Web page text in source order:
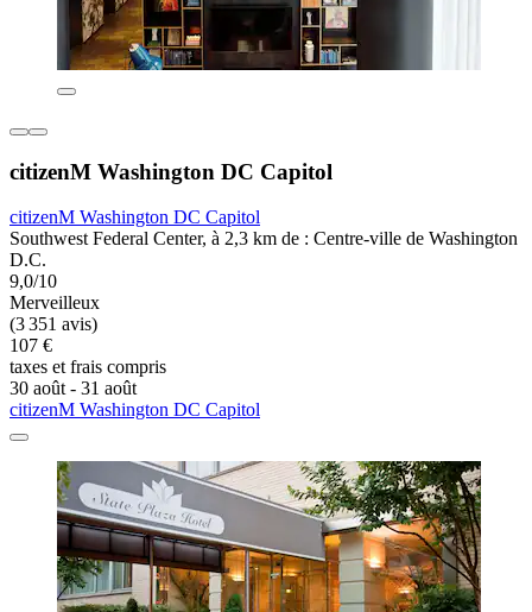
citizenM Washington DC Capitol
citizenM Washington DC Capitol
Southwest Federal Center, à 2,3 km de : Centre-ville de Washington
D.C.
9,0/10
Merveilleux
(3 351 avis)
107 €
taxes et frais compris
30 août - 31 août
citizenM Washington DC Capitol